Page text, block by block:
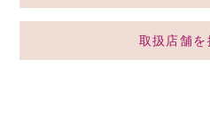
取扱店舗を